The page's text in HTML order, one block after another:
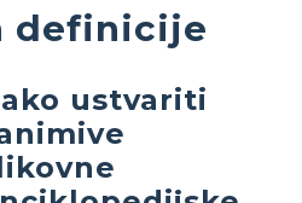
definicije
ustvariti